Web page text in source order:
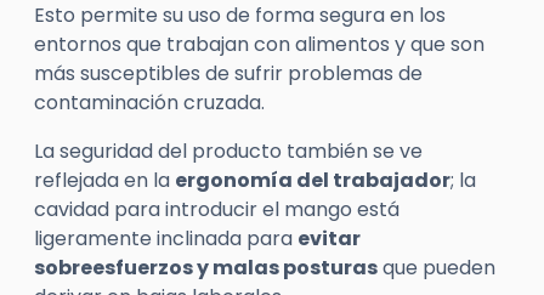
Esto permite su uso de forma segura en los
entornos que trabajan con alimentos y que son
más susceptibles de sufrir problemas de
contaminación cruzada.
La seguridad del producto también se ve
reflejada en la ergonomía del trabajador; la
cavidad para introducir el mango está
ligeramente inclinada para evitar
sobreesfuerzos y malas posturasque pueden